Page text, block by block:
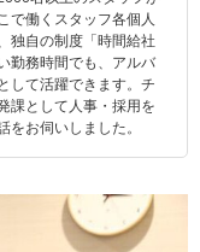
で働くスタッフ各個人
独自の制度「時間給社
勤務時間でも、アルバ
して活躍できます。チ
課として人事・採用を
お伺いしました。